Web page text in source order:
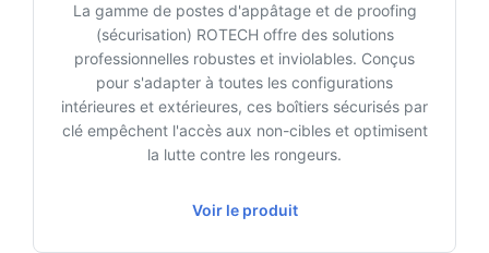
La gamme de postes d'appâtage et de proofing
(sécurisation) ROTECH offre des solutions
professionnelles robustes et inviolables. Conçus
pour s'adapter à toutes les configurations
intérieures et extérieures, ces boîtiers sécurisés par
clé empêchent l'accès aux non-cibles et optimisent
la lutte contre les rongeurs.
Voir le produit